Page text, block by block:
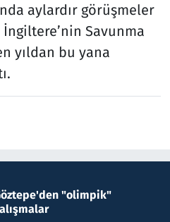
aylardır görüşmeler
Savunma
yıldan bu yana
"olimpik"